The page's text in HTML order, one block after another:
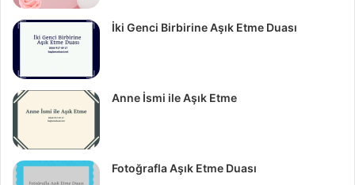
İki Genci Birbirine Aşık Etme Duası
Anne İsmi ile Aşık Etme
Fotoğrafla Aşık Etme Duası